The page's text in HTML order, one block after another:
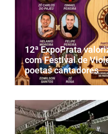
12ª ExpoPrata
com Festival de
poetas cantadores